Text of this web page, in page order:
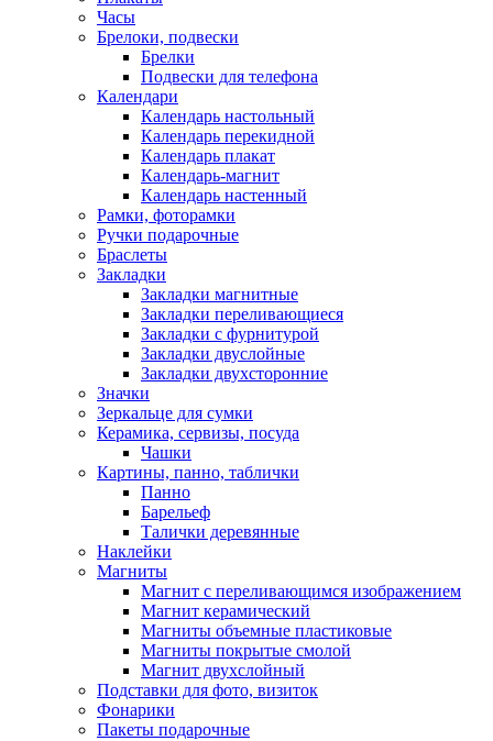
Часы
Брелоки, подвески
Брелки
Подвески для телефона
Календари
Календарь настольный
Календарь перекидной
Календарь плакат
Календарь-магнит
Календарь настенный
Рамки, фоторамки
Ручки подарочные
Браслеты
Закладки
Закладки магнитные
Закладки переливающиеся
Закладки с фурнитурой
Закладки двуслойные
Закладки двухсторонние
Значки
Зеркальце для сумки
Керамика, сервизы, посуда
Чашки
Картины, панно, таблички
Панно
Барельеф
Талички деревянные
Наклейки
Магниты
Магнит с переливающимся изображением
Магнит керамический
Магниты объемные пластиковые
Магниты покрытые смолой
Магнит двухслойный
Подставки для фото, визиток
Фонарики
Пакеты подарочные